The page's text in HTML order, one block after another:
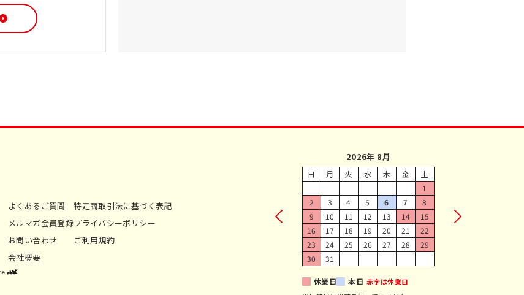
よくあるご質問
メルマガ会員登録
お問い合わせ
会社概要
特定商取引法に基づく表記
プライバシーポリシー
ご利用規約
2026年 8月
日 月 火 水 木 金
土
1
2
3 4 5 6 7
8
9
10 11 12 13 14
15
16
17 18 19 20 21
22
23
24 25 26 27 28
29
30
31
休業日 本日 赤字は休業日